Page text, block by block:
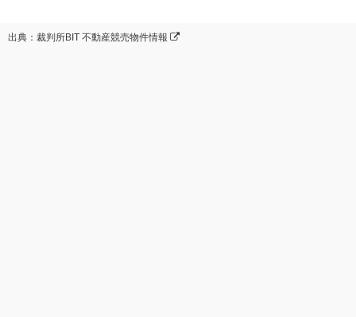
出典：裁判所BIT 不動産競売物件情報